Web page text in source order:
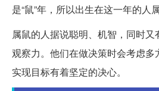
是“鼠”年，所以出生在这一年的人属
属鼠的人据说聪明、机智，同时
观察力。他们在做决策时会考虑
实现目标有着坚定的决心。